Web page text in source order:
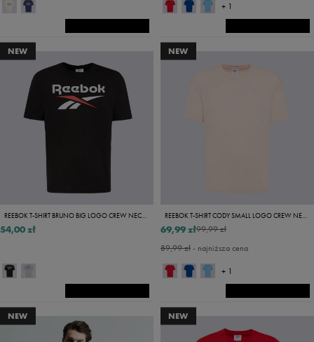
+ 1
NEW
REEBOK T-SHIRT BRUNO BIG LOGO CREW NECK SS TEE
54,00 zł
NEW
REEBOK T-SHIRT CODY SMALL LOGO CREW NECK SS TEE
99,99 zł
69,99 zł
89,99 zł- najniższa cena
+ 1
NEW NEW